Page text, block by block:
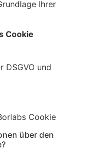
Ihrer
Cookie
DSGVO und
Cookie
über den